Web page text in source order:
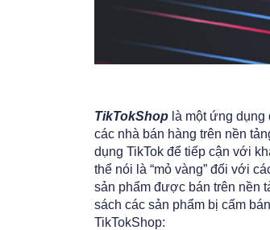
TikTokShop là một ứng
các nhà bán hàng trên nền
dụng TikTok để tiếp cận với
thể nói là “mỏ vàng” đối với
sản phẩm được bán trên nền
sách các sản phẩm bị cấm
TikTokShop: